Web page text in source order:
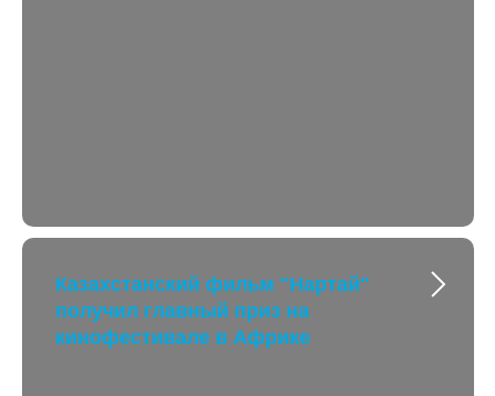
Казахстанский фильм "Нартай"
получил главный приз на
кинофестивале в Африке